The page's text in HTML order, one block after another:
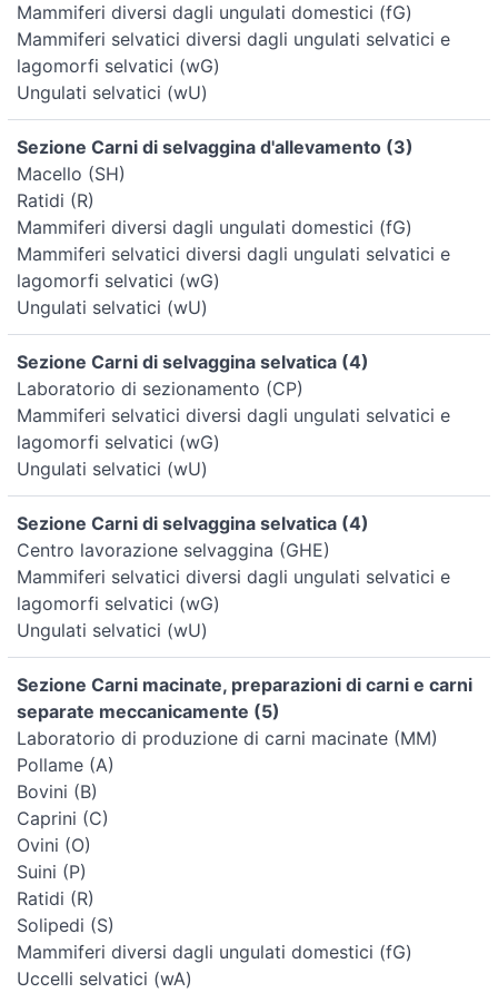
Mammiferi diversi dagli ungulati domestici (fG)
Mammiferi selvatici diversi dagli ungulati selvatici e
lagomorfi selvatici (wG)
Ungulati selvatici (wU)
Sezione Carni di selvaggina d'allevamento (3)
Macello (SH)
Ratidi (R)
Mammiferi diversi dagli ungulati domestici (fG)
Mammiferi selvatici diversi dagli ungulati selvatici e
lagomorfi selvatici (wG)
Ungulati selvatici (wU)
Sezione Carni di selvaggina selvatica (4)
Laboratorio di sezionamento (CP)
Mammiferi selvatici diversi dagli ungulati selvatici e
lagomorfi selvatici (wG)
Ungulati selvatici (wU)
Sezione Carni di selvaggina selvatica (4)
Centro lavorazione selvaggina (GHE)
Mammiferi selvatici diversi dagli ungulati selvatici e
lagomorfi selvatici (wG)
Ungulati selvatici (wU)
Sezione Carni macinate, preparazioni di carni e carni
separate meccanicamente (5)
Laboratorio di produzione di carni macinate (MM)
Pollame (A)
Bovini (B)
Caprini (C)
Ovini (O)
Suini (P)
Ratidi (R)
Solipedi (S)
Mammiferi diversi dagli ungulati domestici (fG)
Uccelli selvatici (wA)